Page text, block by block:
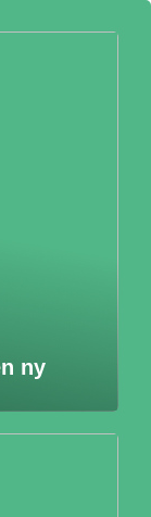
ny